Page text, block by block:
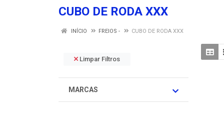
CUBO DE RODA XXX
INÍCIO FREIOS - CUBO DE RODA XXX
Limpar Filtros
MARCAS